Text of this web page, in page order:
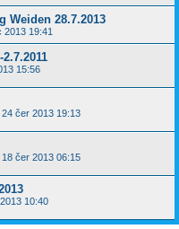
Weiden 28.7.2013
2013 19:41
15:56
24 čer 2013 19:13
18 čer 2013 06:15
10:40